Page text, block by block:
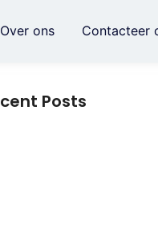
Over ons Contacteer
Posts